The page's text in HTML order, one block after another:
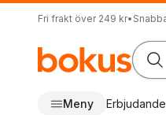
Fri frakt över 249 kr•
Meny